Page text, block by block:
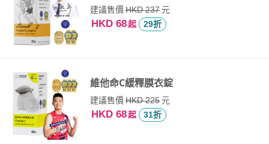
建議售價HKD 237元
HKD 68起 29折
維他命C緩釋膜衣錠
建議售價HKD 225元
HKD 68起 31折